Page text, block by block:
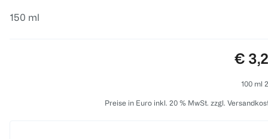
150 ml
€
100 ml
Preise in Euro inkl. 20 % MwSt. zzgl.